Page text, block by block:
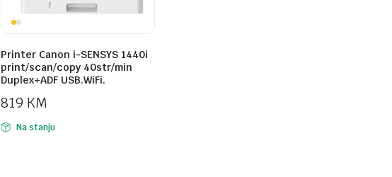
Printer Canon i-SENSYS 1440i
print/scan/copy 40str/min
Duplex+ADF USB.WiFi.
819 KM
Na stanju